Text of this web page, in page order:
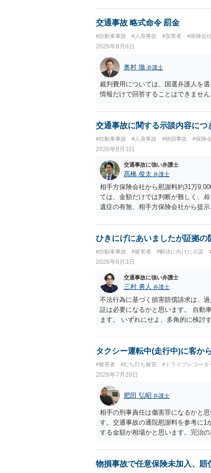
交通事故 略式命令 罰金
#自動車事故 #人身事故 #加害者 #保険会
2026年8月6日
奥村 徹 弁護士
裁判費用については、国選弁護人を
情報だけで回答することはできません
交通事故に関する示談内容につ
#自動車事故 #人身事故 #物損事故 #保険
2026年8月3日
交通事故に強い弁護士
髙橋 俊太 弁護士
相手方保険会社から慰謝料約31万
ては、金額だけでは判断が難しく、
遺症の有無、相手方保険会社から提
で、以下の資料・情報を準備した上
会社から届いている示談金額の提示
今回の事故で利用できる弁護士費用
弁護士が受任する場合には、叔母様
思疎通が難しいとのことですので、
要があると思われます。
ひきにげにあいましたが証拠
#自動車事故 #被害者 #解決に向けた示談
2026年8月3日
交通事故に強い弁護士
三村 勇人 弁護士
不法行為に基づく損害賠償請求は、
証は必要になるかと思います。 自動
ます。 いずれにせよ、多角的に検討
タクシー運転中(走行中)に客か
#被害者 #むち打ち被害 #ドライブレコーダ
2026年7月28日
肥田 弘昭 弁護士
相手の刑事責任は傷害罪になるかと
す。交通事故の通院慰謝料を参考に1
する金額が相場かと思います。完治
物損事故で任意保険未加入、賠